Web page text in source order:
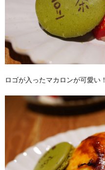
ロゴが入ったマカロンが可愛い！